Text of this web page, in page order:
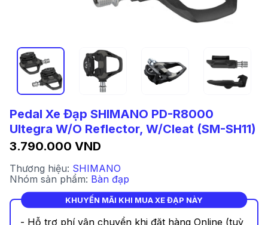
Pedal Xe Đạp SHIMANO PD-R8000
Ultegra W/O Reflector, W/Cleat (SM-SH11)
3.790.000 VND
Thương hiệu: SHIMANO
Nhóm sản phẩm: Bàn đạp
KHUYẾN MÃI KHI MUA XE ĐẠP NÀY
- Hỗ trợ phí vận chuyển khi đặt hàng Online (tuỳ